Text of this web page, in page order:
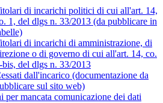
di incarichi politici di cui all'art. 14,
1, del dlgs n. 33/2013 (da pubblicare in
di incarichi di amministrazione, di
o di governo di cui all'art. 14, co.
bis, del dlgs n. 33/2013
dall'incarico (documentazione da
sul sito web)
per mancata comunicazione dei dati